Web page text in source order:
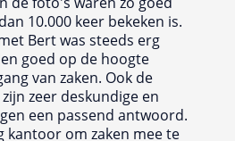
10.000 keer bekeken is.
Bert was steeds erg
goed op de hoogte
van zaken. Ook de
zeer deskundige en
een passend antwoord.
kantoor om zaken mee te